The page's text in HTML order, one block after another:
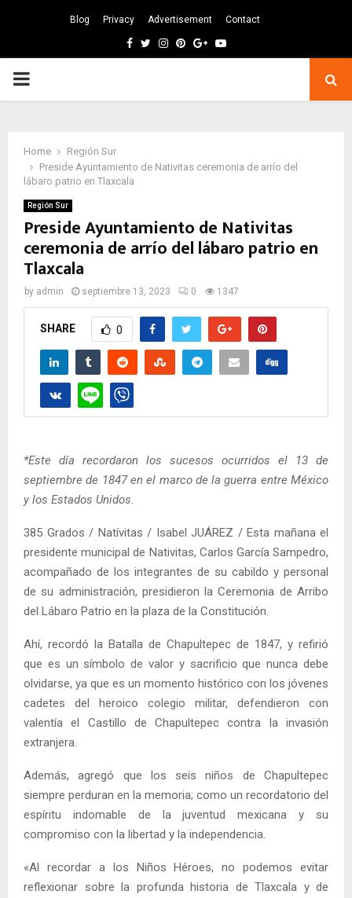
Blog Privacy Advertisement Contact
Facebook
TwitterInstagram
Pinterest
GoogleYoutube
PRIMARY
Home
Región Sur
Preside Ayuntamiento de Nativitas ceremonia de arrío del
lábaro patrio en Tlaxcala
Región Sur
Preside Ayuntamiento de Nativitas
ceremonia de arrío del lábaro patrio en
Tlaxcala
by admin septiembre 13, 2023 0 1347
SHARE 0
*Este día recordaron los sucesos ocurridos el 13 de
septiembre de 1847 en el marco de la guerra entre México
y los Estados Unidos.
385 Grados / Natívitas / Isabel JUÁREZ / Esta mañana el
presidente municipal de Nativitas, Carlos García Sampedro,
acompañado de los integrantes de su cabildo y personal
de su administración, presidieron la Ceremonia de Arribo
del Lábaro Patrio en la plaza de la Constitución.
Ahí, recordó la Batalla de Chapultepec de 1847, y refirió
que es un símbolo de valor y sacrificio que nunca debe
olvidarse, ya que es un momento histórico con los jóvenes
cadetes del heroico colegio militar, defendieron con
valentía el Castillo de Chapultepec contra la invasión
extranjera.
Además, agregó que los seis niños de Chapultepec
siempre perduran en la memoria; como un recordatorio del
espíritu indomable de la juventud mexicana y su
compromiso con la libertad y la independencia.
«Al recordar a los Niños Héroes, no podemos evitar
reflexionar sobre la profunda historia de Tlaxcala y de